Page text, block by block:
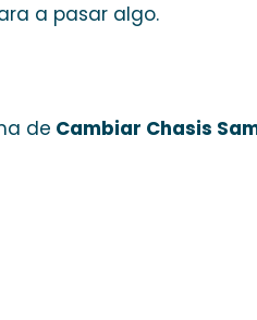
a pasar algo.
de Cambiar Chasis